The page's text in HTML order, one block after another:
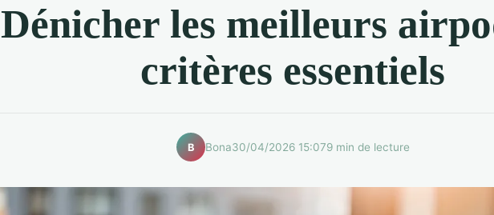
Dénicher les meilleurs
critères essentiels
B Bona30/04/2026 15:079 min de lecture